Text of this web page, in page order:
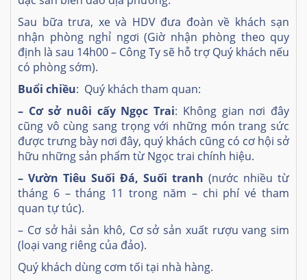
Sau bữa trưa, xe và HDV đưa đoàn về khách sạn
nhận phòng nghỉ ngơi (Giờ nhận phòng theo quy
định là sau 14h00 – Công Ty sẽ hỗ trợ Quý khách nếu
có phòng sớm).
Buổi chiều: Quý khách tham quan:
– Cơ sở nuôi cấy Ngọc Trai: Không gian nơi đây
cũng vô cùng sang trọng với những món trang sức
được trưng bày nơi đây, quý khách cũng có cơ hội sở
hữu những sản phẩm từ Ngọc trai chính hiệu.
– Vườn Tiêu Suối Đá, Suối tranh (nước nhiều từ
tháng 6 – tháng 11 trong năm – chi phí vé tham
quan tự túc).
– Cơ sở hải sản khô, Cơ sở sản xuất rượu vang sim
(loại vang riêng của đảo).
Quý khách dùng cơm tối tại nhà hàng.